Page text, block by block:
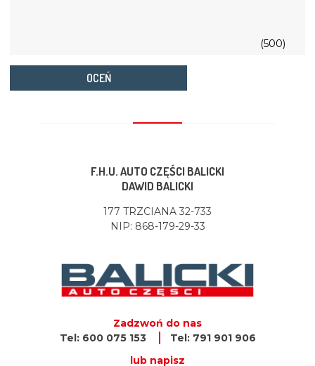
(500)
OCEŃ
F.H.U. AUTO CZĘŚCI BALICKI
DAWID BALICKI
177 TRZCIANA 32-733
NIP: 868-179-29-33
Zadzwoń do nas
Tel: 600 075 153
Tel: 791 901 906
lub napisz